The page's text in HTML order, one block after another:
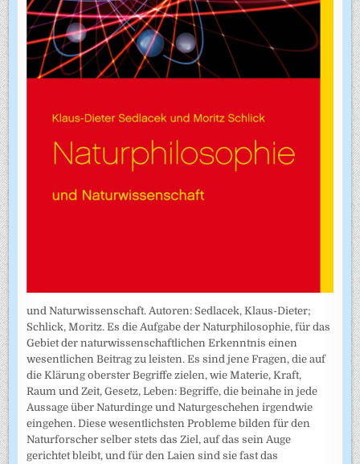
und Naturwissenschaft. Autoren: Sedlacek, Klaus-Dieter;
Schlick, Moritz. Es die Aufgabe der Naturphilosophie, für das
Gebiet der naturwissenschaftlichen Erkenntnis einen
wesentlichen Beitrag zu leisten. Es sind jene Fragen, die auf
die Klärung oberster Begriffe zielen, wie Materie, Kraft,
Raum und Zeit, Gesetz, Leben: Begriffe, die beinahe in jede
Aussage über Naturdinge und Naturgeschehen irgendwie
eingehen. Diese wesentlichsten Probleme bilden für den
Naturforscher selber stets das Ziel, auf das sein Auge
gerichtet bleibt, und für den Laien sind sie fast das